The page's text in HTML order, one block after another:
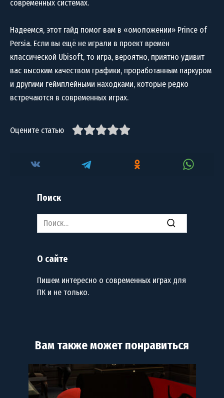
современных системах.
Надеемся, этот гайд помог вам в «омоложении» Prince of
Persia. Если вы ещё не играли в проект времён
классической Ubisoft, то игра, вероятно, приятно удивит
вас высоким качеством графики, проработанным паркуром
и другими геймплейными находками, которые редко
встречаются в современных играх.
Оцените статью
Поиск
Search
for:
О сайте
Пишем интересно о современных играх для
ПК и не только.
Вам также может понравиться